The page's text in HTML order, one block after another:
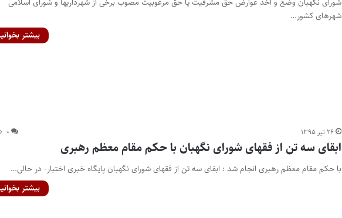
شهرهای کشور…
بیشتر
۲۶ تیر ۱۳۹۵ ۰
ابقای سه تن از فقهای شورای نگهبان با حکم مقام معظم رهبری
با حکم مقام معظم رهبری انجام شد : ابقای سه تن از فقهای شورای نگهبان پایگاه خبری اختبار- در حالی…
بیشتر